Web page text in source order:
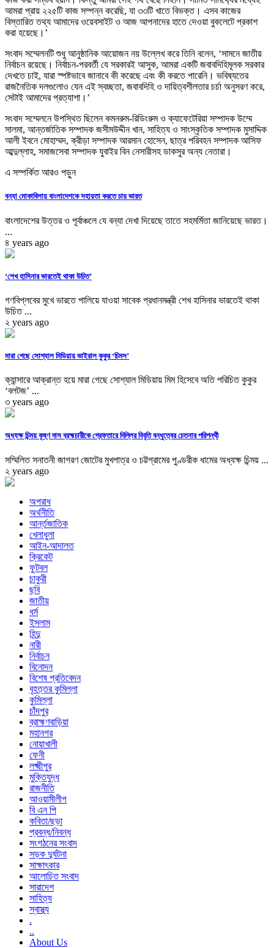
আমরা প্রায় ২২৫টি কাজ সম্পন্ন করেছি, যা ৩৩টি খাতে বিভক্ত। এসব কাজের
বিস্তারিত তথ্য আমাদের ওয়েবসাইট ও আজ আপনাদের হাতে দেওয়া বুকলেটে প্রকাশ
করা হয়েছে।’
সংবাদ সম্মেলনটি শুধু আনুষ্ঠানিক আয়োজন নয় উল্লেখ করে তিনি বলেন, ‘সামনে জাতীয়
নির্বাচন রয়েছে। নির্বাচন-পরবর্তী যে সরকারই আসুক, আমরা একটি জবাবদিহিমূলক সরকার
দেখতে চাই, যারা স্পষ্টভাবে জানাবে কী করেছে এবং কী করতে পারেনি। ভবিষ্যতের
রাজনৈতিক দলগুলোও যেন এই স্বচ্ছতা, জবাবদিহি ও দায়িত্বশীলতার চর্চা অনুসরণ করে,
সেটাই আমাদের প্রত্যাশা।’
সংবাদ সম্মেলনে উপস্থিত ছিলেন কমনরুম-রিডিংরুম ও ক্যাফেটেরিয়া সম্পাদক উম্মে
সালমা, আন্তর্জাতিক সম্পাদক জসীমউদ্দীন খান, সাহিত্য ও সাংস্কৃতিক সম্পাদক মুসাদ্দিক
আলী ইবনে মোহাম্মদ, ক্রীড়া সম্পাদক আরমান হোসেন, ছাত্র পরিবহন সম্পাদক আসিফ
আব্দুল্লাহ, সমাজসেবা সম্পাদক যুবাইর বিন নেসারীসহ ডাকসুর অন্য নেতারা।
এ সম্পর্কিত আরও পড়ুন
বন্যা মোকাবিলায় বাংলাদেশকে সহায়তা করতে চায় ভারত
বাংলাদেশের উত্তর ও পূর্বাঞ্চলে যে বন্যা দেখা দিয়েছে তাতে সহমর্মিতা জানিয়েছে ভারত।
...
৪ years ago
‘শেখ হাসিনার ভারতেই থাকা উচিত’
গণবিপ্লবের মুখে ভারতে পালিয়ে যাওয়া সাবেক প্রধানমন্ত্রী শেখ হাসিনার ভারতেই থাকা
উচিত ...
২ years ago
মারা গেছে সোশ্যাল মিডিয়ায় ভাইরাল কুকুর ‘চিমস’
ক্যান্সারে আক্রান্ত হয়ে মারা গেছে সোশ্যাল মিডিয়ায় মিম হিসেবে অতি পরিচিত কুকুর
‘বলটজ’ ...
৩ years ago
অধ্যক্ষ চিন্ময় কৃষ্ণ দাস ব্রহ্মচারীকে গ্রেফতারে দিল্লির বিবৃতি বন্ধুত্বের চেতনার পরিপন্থী
সম্মিলিত সনাতনী জাগরণ জোটের মুখপাত্র ও চট্টগ্রামের পুণ্ডরীক ধামের অধ্যক্ষ চিন্ময় ...
২ years ago
অপরাধ
অর্থনীতি
আর্ন্তজাতিক
খেলাধুলা
আইন-আদালত
ক্রিকেট
ফুটবল
চাকুরী
ছবি
জাতীয়
ধর্ম
ইসলাম
হিন্দু
নারী
নির্বাচন
বিনোদন
বিশেষ প্রতিবেদন
বৃহত্তর কুমিল্লা
কুমিল্লা
চাঁদপুর
ব্রাহ্মণবাড়িয়া
মহানগর
নোয়াখালী
ফেনী
লক্ষ্মীপুর
মুক্তিযুদ্ধ
রাজনীতি
আওয়ামীলীগ
বি এন পি
কবিতা/ছড়া
প্রবন্ধ/নিবন্ধ
সংগঠনের সংবাদ
সড়ক দুর্ঘটনা
সাক্ষাৎকার
আলোচিত সংবাদ
সারাদেশ
সাহিত্য
স্বাস্থ্য
.
..
About Us